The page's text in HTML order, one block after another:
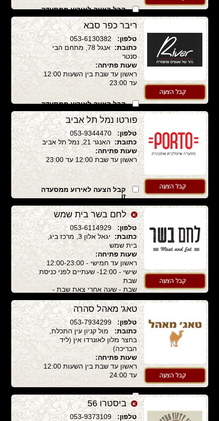
קבל הצעה לאירוע ממסעדה
זו
ריבר כפר סבא
טלפון:053-6130382
כתובת:
אנגל 78, מתחם הבי
סנטר
שעות פתיחה:
ראשון עד שבת בין השעות 12:00
עד 23:00
קבל הצעה לאירוע ממסעדה
זו
פורטו נמל תל אביב
טלפון:053-9344470
כתובת: האנגר 21, נמל תל אביב
שעות פתיחה:
ראשון עד שבת 12:00 עד 23:00
קבל הצעה לאירוע ממסעדה
זו
לחם בשר בית שמש
טלפון:053-6114929
כתובת:
יגאל אלון 3, מרכז ביג,
בית שמש
שעות פתיחה:
ראשון עד חמישי - 12:00-23:00
שישי - 12:00- שעתיים לפני כניסת
שבת
שבת - שעה אחרי צאת שבת -
23:00
קבל הצעה לאירוע ממסעדה
זו
טאג' מאהל סהרה
טלפון:053-7934299
כתובת: מול קניון עין התכלת,
בחצר מלון לאונרדו אין (ליד
הבריכה)
שעות פתיחה:
ראשון עד שבת בין השעות 12:00
עד 24:00
קבל הצעה לאירוע ממסעדה
זו
ביסטרו 56
טלפון:053-9373109